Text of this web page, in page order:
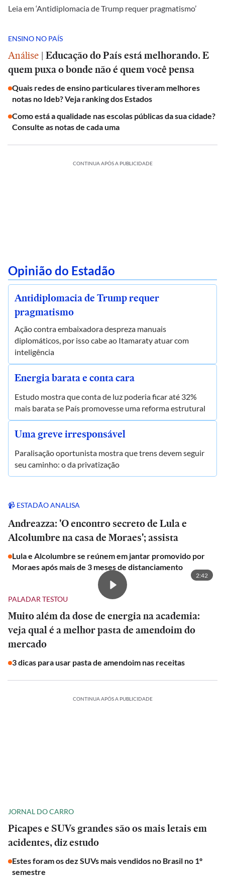
Leia em ‘Antidiplomacia de Trump requer pragmatismo’
ENSINO NO PAÍS
Análise | Educação do País está melhorando. E
quem puxa o bonde não é quem você pensa
Quais redes de ensino particulares tiveram melhores
notas no Ideb? Veja ranking dos Estados
Como está a qualidade nas escolas públicas da sua cidade?
Consulte as notas de cada uma
CONTINUA APÓS A PUBLICIDADE
Opinião do Estadão
Antidiplomacia de Trump requer
pragmatismo
Ação contra embaixadora despreza manuais
diplomáticos, por isso cabe ao Itamaraty atuar com
inteligência
Energia barata e conta cara
Estudo mostra que conta de luz poderia ficar até 32%
mais barata se País promovesse uma reforma estrutural
Uma greve irresponsável
Paralisação oportunista mostra que trens devem seguir
seu caminho: o da privatização
📹 ESTADÃO ANALISA
Andreazza: 'O encontro secreto de Lula e
Alcolumbre na casa de Moraes'; assista
Lula e Alcolumbre se reúnem em jantar promovido por
Moraes após mais de 3 meses de distanciamento
2:42
PALADAR TESTOU
Muito além da dose de energia na academia:
veja qual é a melhor pasta de amendoim do
mercado
3 dicas para usar pasta de amendoim nas receitas
CONTINUA APÓS A PUBLICIDADE
JORNAL DO CARRO
Picapes e SUVs grandes são os mais letais em
acidentes, diz estudo
Estes foram os dez SUVs mais vendidos no Brasil no 1º
semestre